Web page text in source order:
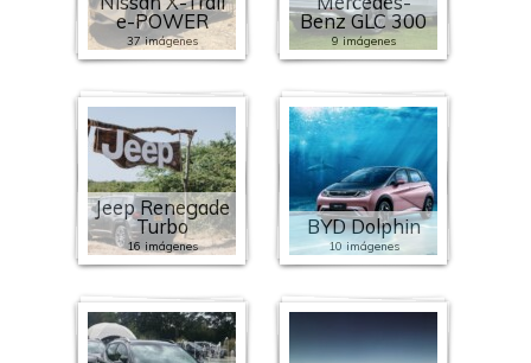
e-POWER
37 imágenes
Benz GLC 300
9 imágenes
Jeep Renegade
Turbo
16 imágenes
BYD Dolphin
10 imágenes